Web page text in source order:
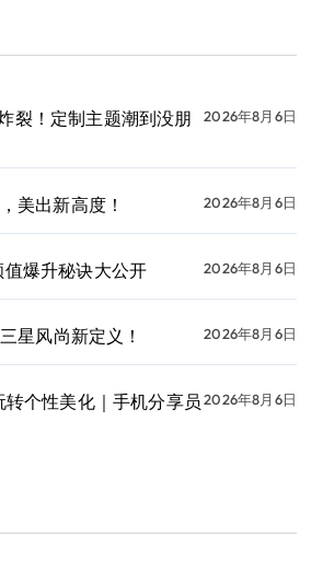
裂！定制主题潮到没朋
2026年8月6日
美出新高度！ 2026年8月6日
爆升秘诀大公开 2026年8月6日
星风尚新定义！ 2026年8月6日
转个性美化｜手机分享员2026年8月6日